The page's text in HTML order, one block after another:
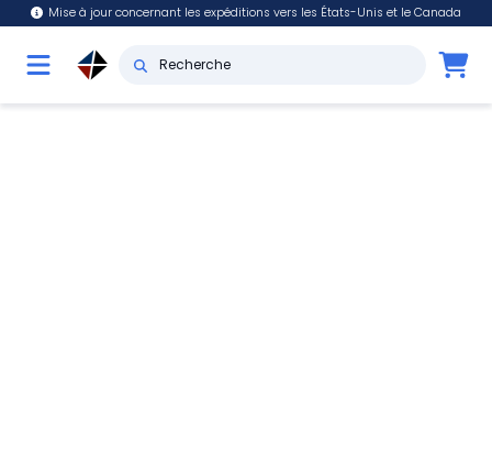
Mise à jour concernant les expéditions vers les États-Unis et le Canada